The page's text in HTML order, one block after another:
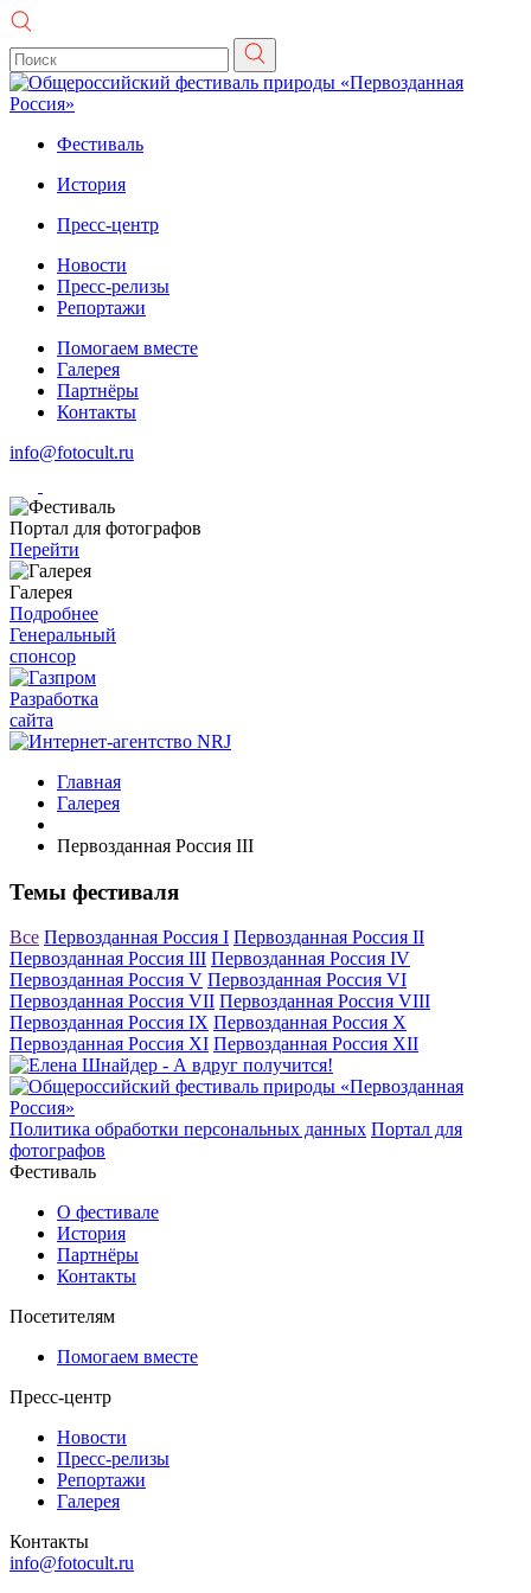
Фестиваль
История
Пресс-центр
Новости
Пресс-релизы
Репортажи
Помогаем вместе
Галерея
Партнёры
Контакты
info@fotocult.ru
Портал для фотографов
Перейти
Галерея
Подробнее
Генеральный
спонсор
Разработка
сайта
Главная
Галерея
Первозданная Россия III
Темы фестиваля
Все Первозданная Россия I Первозданная Россия II
Первозданная Россия III Первозданная Россия IV
Первозданная Россия V Первозданная Россия VI
Первозданная Россия VII Первозданная Россия VIII
Первозданная Россия IX Первозданная Россия X
Первозданная Россия XI Первозданная Россия XII
Политика обработки персональных данных Портал для
фотографов
Фестиваль
О фестивале
История
Партнёры
Контакты
Посетителям
Помогаем вместе
Пресс-центр
Новости
Пресс-релизы
Репортажи
Галерея
Контакты
info@fotocult.ru